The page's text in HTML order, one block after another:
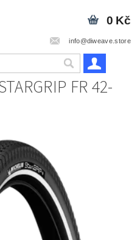
info@diweave.store
0 Kč
FR 42-